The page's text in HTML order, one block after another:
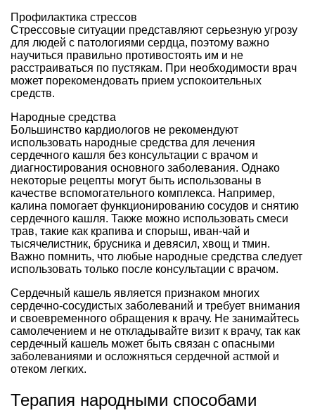
Профилактика стрессов
Стрессовые ситуации представляют серьезную угрозу
для людей с патологиями сердца, поэтому важно
научиться правильно противостоять им и не
расстраиваться по пустякам. При необходимости врач
может порекомендовать прием успокоительных
средств.
Народные средства
Большинство кардиологов не рекомендуют
использовать народные средства для лечения
сердечного кашля без консультации с врачом и
диагностирования основного заболевания. Однако
некоторые рецепты могут быть использованы в
качестве вспомогательного комплекса. Например,
калина помогает функционированию сосудов и снятию
сердечного кашля. Также можно использовать смеси
трав, такие как крапива и спорыш, иван-чай и
тысячелистник, брусника и девясил, хвощ и тмин.
Важно помнить, что любые народные средства следует
использовать только после консультации с врачом.
Сердечный кашель является признаком многих
сердечно-сосудистых заболеваний и требует внимания
и своевременного обращения к врачу. Не занимайтесь
самолечением и не откладывайте визит к врачу, так как
сердечный кашель может быть связан с опасными
заболеваниями и осложняться сердечной астмой и
отеком легких.
Терапия народными способами